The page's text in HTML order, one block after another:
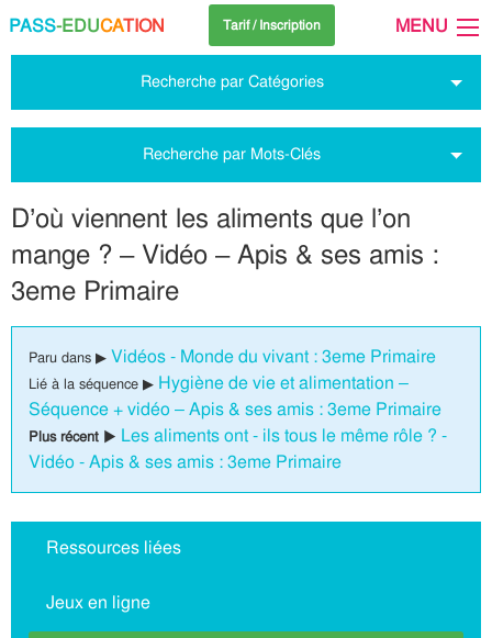
PASS-EDUCATION Tarif / Inscription MENU
Recherche par Catégories
Recherche par Mots-Clés
D’où viennent les aliments que l’on
mange ? – Vidéo – Apis & ses amis :
3eme Primaire
Paru dans ▶ Vidéos - Monde du vivant : 3eme Primaire
Lié à la séquence ▶ Hygiène de vie et alimentation –
Séquence + vidéo – Apis & ses amis : 3eme Primaire
Plus récent ▶ Les aliments ont - ils tous le même rôle ? -
Vidéo - Apis & ses amis : 3eme Primaire
Ressources liées
Jeux en ligne